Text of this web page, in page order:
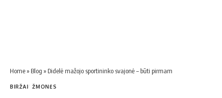
Home» Blog » Didelė mažojo sportininko svajonė – būti pirmam
BIRŽAI ŽMONĖS